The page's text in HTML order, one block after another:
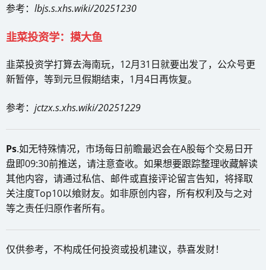
参考： lbjs.s.xhs.wiki/20251230
韭菜投资学：摸大鱼
韭菜投资学打算去海南玩，12月31日就要出发了，公众号更
新暂停，等到元旦假期结束，1月4日再恢复。
参考： jctzx.s.xhs.wiki/20251229
Ps.如无特殊情况，市场每日前瞻最迟会在A股每个交易日开
盘即09:30前推送，请注意查收。如果想要跟踪整理收藏解读
其他内容，请通过私信、邮件或直接评论留言告知，将择取
关注度Top10以飨财友。如非原创内容，所有权利及与之对
等之责任归原作者所有。
仅供参考，不构成任何投资或投机建议，恭喜发财！